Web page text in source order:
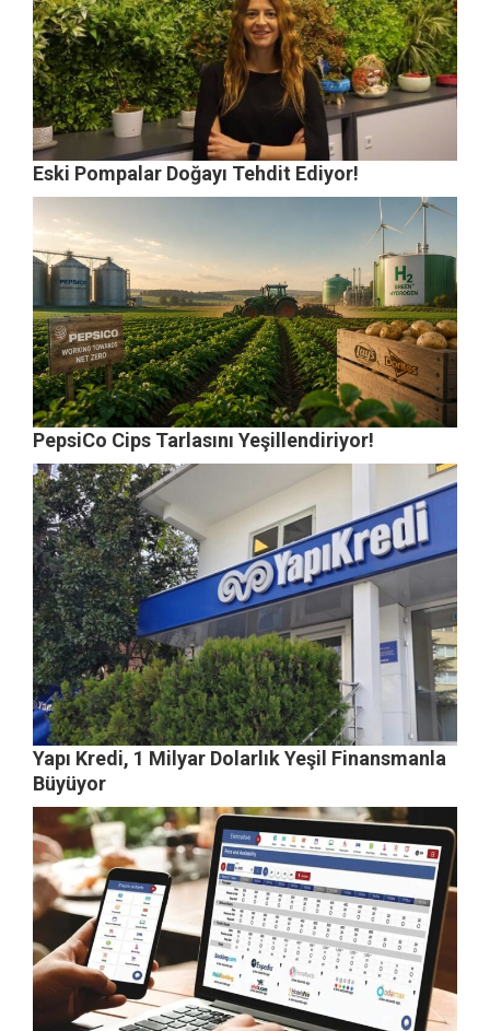
Eski Pompalar Doğayı Tehdit Ediyor!
PepsiCo Cips Tarlasını Yeşillendiriyor!
Yapı Kredi, 1 Milyar Dolarlık Yeşil Finansmanla
Büyüyor